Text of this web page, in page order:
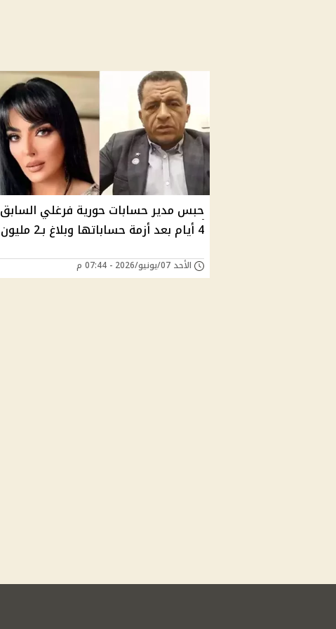
حبس مدير حسابات حورية فرغلي السابق
4 أيام بعد أزمة حساباتها وبلاغ بـ2 مليون
الأحد 07/يونيو/2026 - 07:44 م